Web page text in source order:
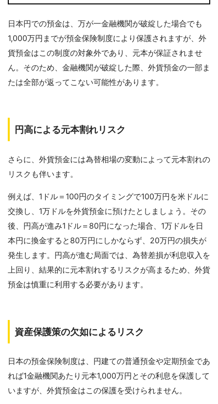
日本円での預金は、万が一金融機関が破綻した場合でも
1,000万円までが預金保険制度により保護されますが、外
貨預金はこの制度の対象外であり、元本が保証されませ
ん。そのため、金融機関が破綻した際、外貨預金の一部ま
たは全部が返ってこない可能性があります。
円高による元本割れリスク
さらに、外貨預金には為替相場の変動によって元本割れの
リスクも伴います。
例えば、1ドル＝100円のタイミングで100万円を米ドルに
交換し、1万ドルを外貨預金に預けたとしましょう。その
後、円高が進み1ドル＝80円になった場合、1万ドルを日
本円に換金すると80万円にしかならず、20万円の損失が
発生します。円高が進む局面では、為替差損が利息収入を
上回り、結果的に元本割れするリスクが高まるため、外貨
預金は慎重に利用する必要があります。
資産保護策の欠如によるリスク
日本の預金保険制度は、円建ての普通預金や定期預金であ
れば1金融機関あたり元本1,000万円とその利息を保護して
いますが、外貨預金はこの保護を受けられません。